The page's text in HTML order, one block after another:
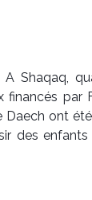
A Shaqaq,
financés par
Daech ont
des enfants